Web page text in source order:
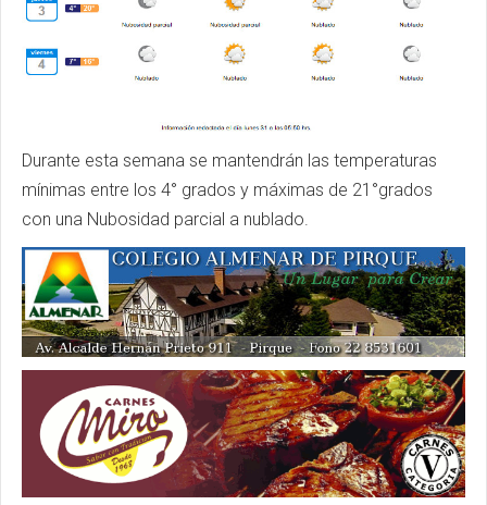
Durante esta semana se mantendrán las temperaturas
mínimas entre los 4° grados y máximas de 21°grados
con una Nubosidad parcial a nublado.